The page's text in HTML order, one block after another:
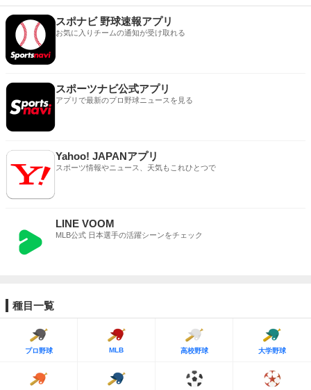
スポナビ 野球速報アプリ
お気に入りチームの通知が受け取れる
スポーツナビ公式アプリ
アプリで最新のプロ野球ニュースを見る
Yahoo! JAPANアプリ
スポーツ情報やニュース、天気もこれひとつで
LINE VOOM
MLB公式 日本選手の活躍シーンをチェック
種目一覧
プロ野球 MLB 高校野球 大学野球